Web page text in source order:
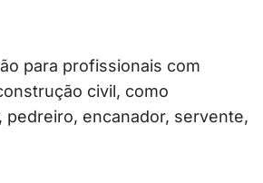
para profissionais com
civil, como
pedreiro, encanador, servente,